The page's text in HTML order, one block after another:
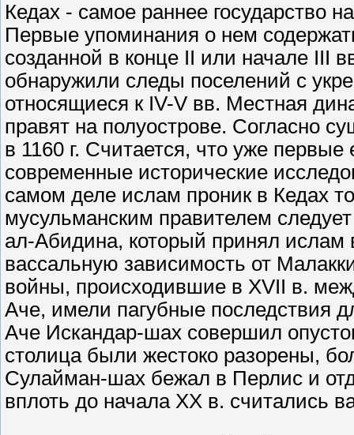
Кедах - самое раннее государство
Первые упоминания о нем
созданной в конце II или начале III
обнаружили следы поселений с
относящиеся к IV-V вв. Местная
правят на полуострове. Согласно
в 1160 г. Считается, что уже
современные исторические
самом деле ислам проник в Кедах
мусульманским правителем
ал-Абидина, который принял ислам
вассальную зависимость от
войны, происходившие в XVII в.
Аче, имели пагубные последствия
Аче Искандар-шах совершил
столица были жестоко разорены,
Сулайман-шах бежал в Перлис и
вплоть до начала ХХ в. считались